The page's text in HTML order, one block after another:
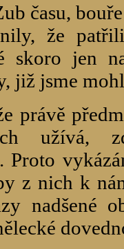
času,
že
skoro jen
již jsme
právě
užívá,
Proto
z nich k
nadšené